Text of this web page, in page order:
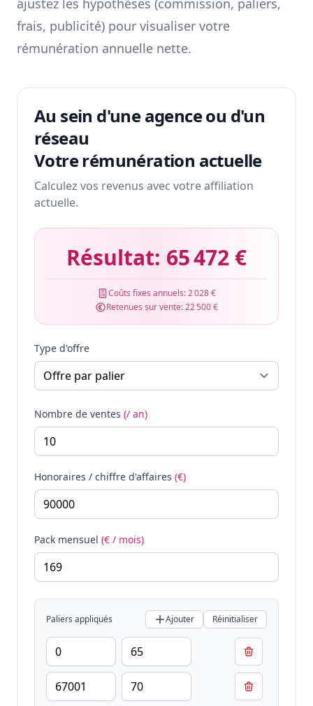
ajustez les hypothèses (commission, paliers,
frais, publicité) pour visualiser votre
rémunération annuelle nette.
Au sein d'une agence ou d'un
réseau
Votre rémunération actuelle
Calculez vos revenus avec votre affiliation
actuelle.
Résultat: 65 472 €
Coûts fixes annuels:2 028 €
Retenues sur vente:22 500 €
Type d'offre
Nombre de ventes (/ an)
Honoraires / chiffre d'affaires (€)
Pack mensuel (€ / mois)
Paliers appliqués Ajouter Réinitialiser